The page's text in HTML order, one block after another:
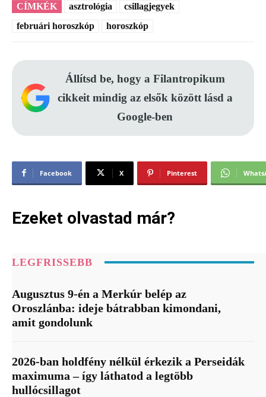
CÍMKÉK asztrológia
csillagjegyek
februári horoszkóp
horoszkóp
Állítsd be, hogy a Filantropikum
cikkeit mindig az elsők között lásd a
Google-ben
Facebook X Pinterest
Ezeket olvastad már?
LEGFRISSEBB
Augusztus 9-én a Merkúr belép az
Oroszlánba: ideje bátrabban kimondani,
amit gondolunk
2026-ban holdfény nélkül érkezik a Perseidák
maximuma – így láthatod a legtöbb
hullócsillagot